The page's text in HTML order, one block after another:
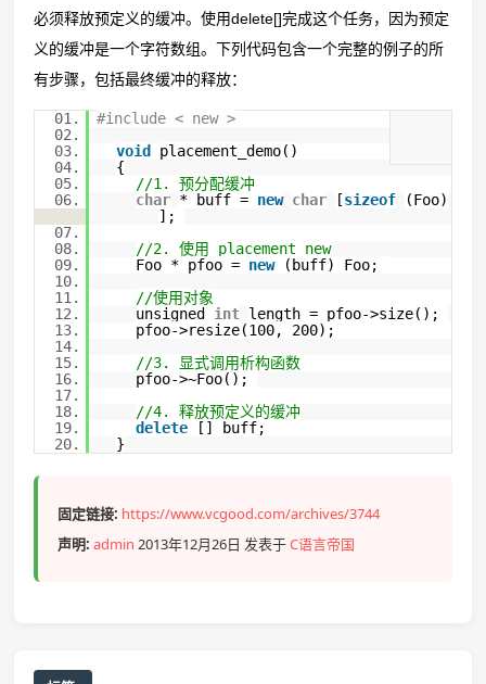
必须释放预定义的缓冲。使用delete[]完成这个任务，因为预定
义的缓冲是一个字符数组。下列代码包含一个完整的例子的所
有步骤，包括最终缓冲的释放：
01.
#include < new >
02.
03.
void
placement_demo()
04.
{
05.
//1. 预分配缓冲
06.
char * buff = new char [sizeof
(Foo)
];
07.
08.
//2. 使用 placement new
09.
Foo * pfoo = new
(buff) Foo;
10.
11.
//使用对象
12.
unsigned int length = pfoo->size();
13.
pfoo->resize(100, 200);
14.
15.
//3. 显式调用析构函数
16.
pfoo->~Foo();
17.
18.
//4. 释放预定义的缓冲
19.
delete
[] buff;
20.
}
固定链接: https://www.vcgood.com/archives/3744
声明: admin 2013年12月26日 发表于C语言帝国